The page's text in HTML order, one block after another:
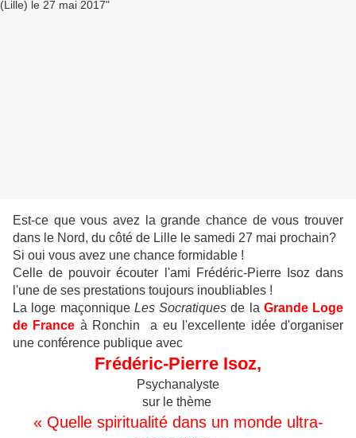
Est-ce que vous avez la grande chance de vous trouver
dans le Nord, du côté de Lille le samedi 27 mai prochain?
Si oui vous avez une chance formidable !
Celle de pouvoir écouter l'ami Frédéric-Pierre Isoz dans
l'une de ses prestations toujours inoubliables !
La loge maçonnique Les Socratiques de la Grande Loge
de France à Ronchin a eu l'excellente idée d'organiser
une conférence publique avec
Frédéric-Pierre Isoz,
Psychanalyste
sur le thème
« Quelle spiritualité dans un monde ultra-